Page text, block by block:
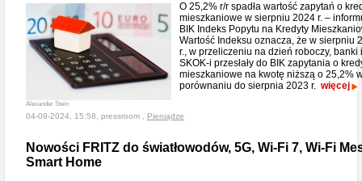
Alexander Stein
O 25,2% r/r spadła wartość zapytań o
mieszkaniowe w sierpniu 2024 r. –
BIK Indeks Popytu na Kredyty
Wartość Indeksu oznacza, że w sierpniu
r., w przeliczeniu na dzień roboczy, banki i
SKOK-i przesłały do BIK zapytania o
mieszkaniowe na kwotę niższą o 25,2%
porównaniu do sierpnia 2023 r. więcej
04-09-2024, 15:58, pressroom , Pieniądze
Nowości FRITZ do światłowodów, 5G, Wi-Fi 7, Wi-Fi
Smart Home